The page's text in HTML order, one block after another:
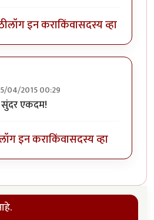
लॉग इन कराकिंवासदस्य व्हा
04/2015 00:29
सुंदर एकदम!
इन कराकिंवासदस्य व्हा